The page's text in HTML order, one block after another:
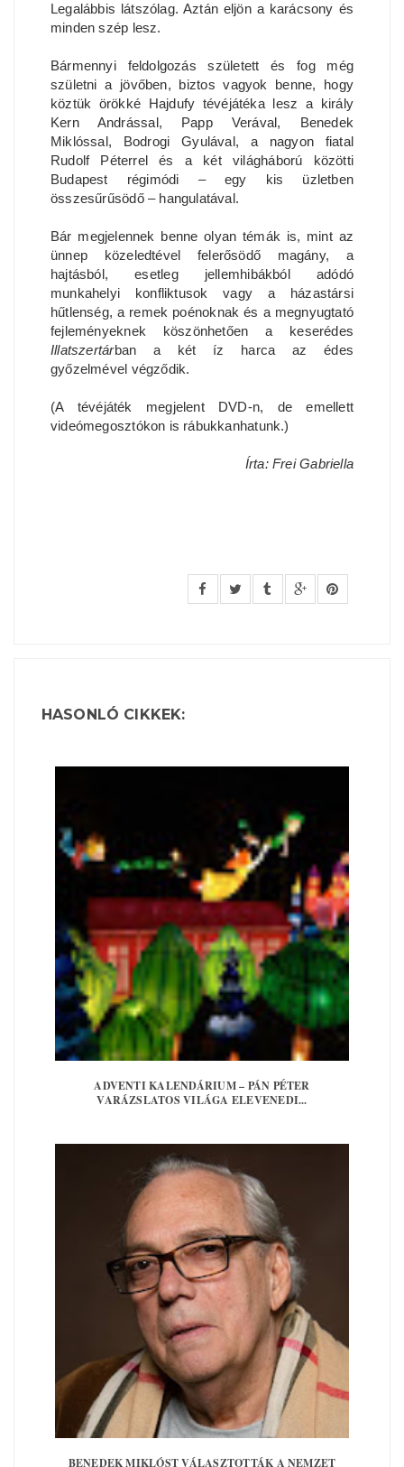
Legalábbis látszólag. Aztán eljön a karácsony és
minden szép lesz.
Bármennyi feldolgozás született és fog még
születni a jövőben, biztos vagyok benne, hogy
köztük örökké Hajdufy tévéjátéka lesz a király
Kern Andrással, Papp Verával, Benedek
Miklóssal, Bodrogi Gyulával, a nagyon fiatal
Rudolf Péterrel és a két világháború közötti
Budapest régimódi – egy kis üzletben
összesűrűsödő – hangulatával.
Bár megjelennek benne olyan témák is, mint az
ünnep közeledtével felerősödő magány, a
hajtásból, esetleg jellemhibákból adódó
munkahelyi konfliktusok vagy a házastársi
hűtlenség, a remek poénoknak és a megnyugtató
fejleményeknek köszönhetően a keserédes
Illatszertárban a két íz harca az édes
győzelmével végződik.
(A tévéjáték megjelent DVD-n, de emellett
videómegosztókon is rábukkanhatunk.)
Írta: Frei Gabriella
HASONLÓ CIKKEK:
ADVENTI KALENDÁRIUM – PÁN PÉTER
VARÁZSLATOS VILÁGA ELEVENEDI...
BENEDEK MIKLÓST VÁLASZTOTTÁK A NEMZET